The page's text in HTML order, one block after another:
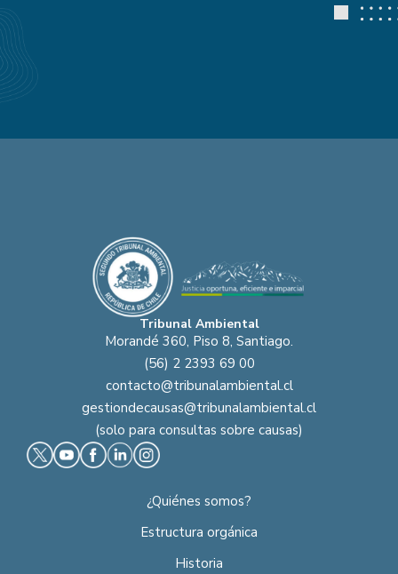
Tribunal Ambiental
Morandé 360, Piso 8, Santiago.
(56) 2 2393 69 00
contacto@tribunalambiental.cl
gestiondecausas@tribunalambiental.cl
(solo para consultas sobre causas)
¿Quiénes somos?
Estructura orgánica
Historia